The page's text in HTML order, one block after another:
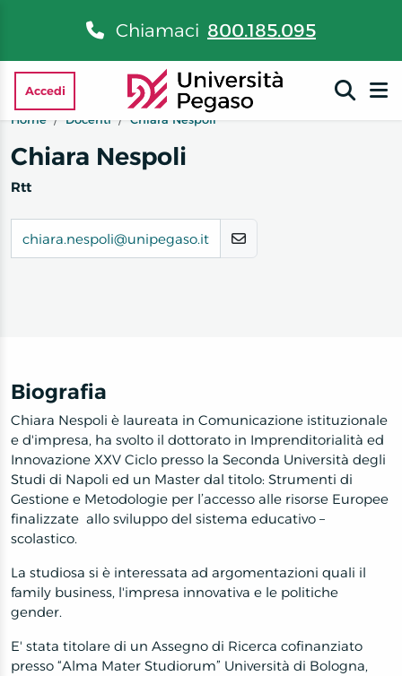
Chiamaci 800.185.095
Accedi
Home
Docenti Chiara Nespoli
Chiara Nespoli
Rtt
chiara.nespoli@unipegaso.it
Biografia
Chiara Nespoli è laureata in Comunicazione istituzionale
e d'impresa, ha svolto il dottorato in Imprenditorialità ed
Innovazione XXV Ciclo presso la Seconda Università degli
Studi di Napoli ed un Master dal titolo: Strumenti di
Gestione e Metodologie per l’accesso alle risorse Europee
finalizzate allo sviluppo del sistema educativo –
scolastico.
La studiosa si è interessata ad argomentazioni quali il
family business, l'impresa innovativa e le politiche
gender.
E' stata titolare di un Assegno di Ricerca cofinanziato
presso “Alma Mater Studiorum” Università di Bologna,